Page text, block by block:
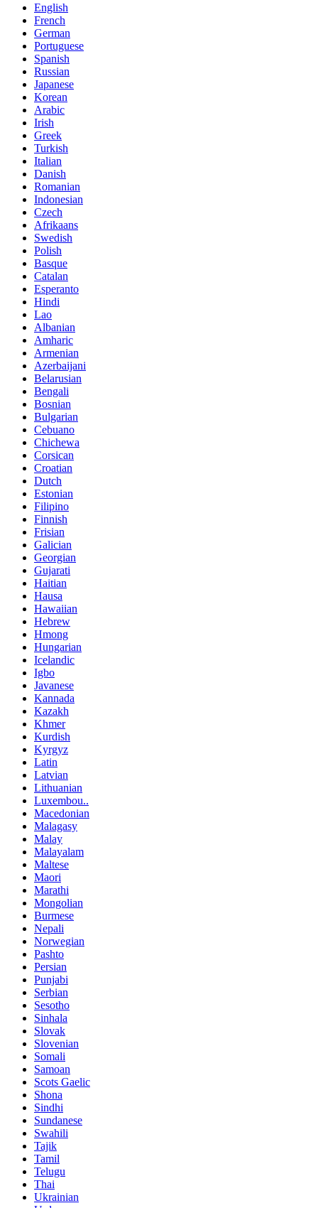
English
French
German
Portuguese
Spanish
Russian
Japanese
Korean
Arabic
Irish
Greek
Turkish
Italian
Danish
Romanian
Indonesian
Czech
Afrikaans
Swedish
Polish
Basque
Catalan
Esperanto
Hindi
Lao
Albanian
Amharic
Armenian
Azerbaijani
Belarusian
Bengali
Bosnian
Bulgarian
Cebuano
Chichewa
Corsican
Croatian
Dutch
Estonian
Filipino
Finnish
Frisian
Galician
Georgian
Gujarati
Haitian
Hausa
Hawaiian
Hebrew
Hmong
Hungarian
Icelandic
Igbo
Javanese
Kannada
Kazakh
Khmer
Kurdish
Kyrgyz
Latin
Latvian
Lithuanian
Luxembou..
Macedonian
Malagasy
Malay
Malayalam
Maltese
Maori
Marathi
Mongolian
Burmese
Nepali
Norwegian
Pashto
Persian
Punjabi
Serbian
Sesotho
Sinhala
Slovak
Slovenian
Somali
Samoan
Scots Gaelic
Shona
Sindhi
Sundanese
Swahili
Tajik
Tamil
Telugu
Thai
Ukrainian